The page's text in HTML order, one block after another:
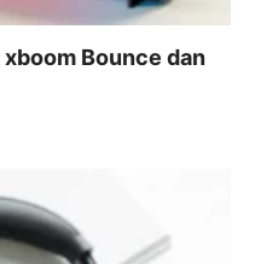
Bounce dan